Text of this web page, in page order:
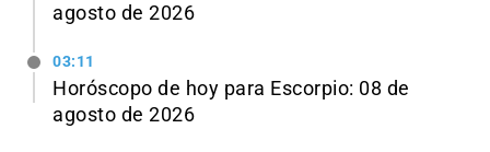
agosto de 2026
03:11
Horóscopo de hoy para Escorpio: 08 de
agosto de 2026